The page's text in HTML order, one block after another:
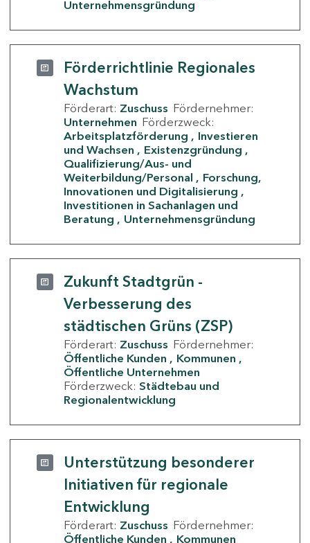
Unternehmensgründung
Förderrichtlinie Regionales
Wachstum
Förderart: Zuschuss Fördernehmer:
Unternehmen Förderzweck:
Arbeitsplatzförderung
Investieren
und Wachsen
Existenzgründung
Qualifizierung/Aus- und
Weiterbildung/Personal
Forschung,
Innovationen und Digitalisierung
Investitionen in Sachanlagen und
Beratung
Unternehmensgründung
Zukunft Stadtgrün -
Verbesserung des
städtischen Grüns (ZSP)
Förderart: Zuschuss Fördernehmer:
Öffentliche Kunden
Kommunen
Öffentliche Unternehmen
Förderzweck: Städtebau und
Regionalentwicklung
Unterstützung besonderer
Initiativen für regionale
Entwicklung
Förderart: Zuschuss Fördernehmer:
Öffentliche Kunden
Kommunen